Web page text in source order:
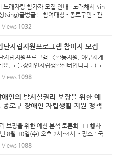
노래자랑 참가자 모집 안내 노래해서 Sin
(sing)글벙글! 참여대상 - 종로구민 - 관
단체 회원 사전심사 - 9월 21일(목) ~ 9
소 개별연락) * 장소는 노들야학 건물 ...
Views 1032
단자립지원프로그램 참여자 모집
자립지원프로그램 <활동지원, 야무지게
, 노들장애인자립생활센터입니다 :-) 노
사자를 대상으로 활동지원서비스 이용
다. 이번 교육은 발달장애당사자들이 -지
Views 1098
인의 탈시설권리 보장을 위한 예
로구 장애인 자립생활 지원 정책
보장을 위한 예산 분석 토론회 □ 행사
8월 30일(수) 오후 2시~4시 - 장소 : 국
실 (출입 시 신분증 지참) □ 주관 : 노들
□ 공동주최 : 국회의원 최혜영, 강민정,
Views 1088